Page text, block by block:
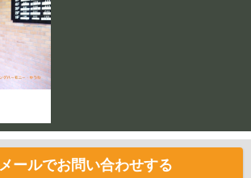
メールでお問い合わせする